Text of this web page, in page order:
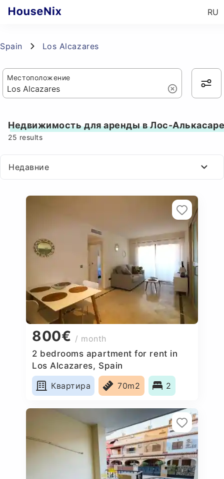
RU
Spain Los Alcazares
Местоположение
Недвижимость для аренды в Лос-
25 results
Недавние
800€ / month
2 bedrooms apartment for rent in
Los Alcazares, Spain
Квартира
70m2 2